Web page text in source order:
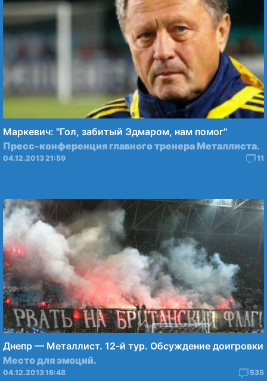
Маркевич: "Гол, забитый Эдмаром, нам помог"
Пресс-конференция главного тренера Металлиста.
04.12.2013 21:59 11
Днепр — Металлист. 12-й тур. Обсуждение доигровки
Место для эмоций.
04.12.2013 16:48 535